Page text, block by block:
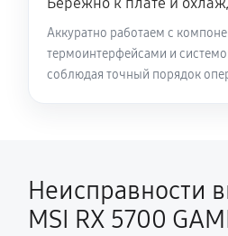
Аккуратно работаем с
термоинтерфейсами и
соблюдая точный порядок
Неисправности
MSI RX 5700